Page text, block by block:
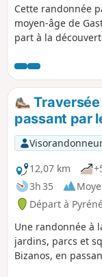
Cette randonnée
moyen-âge de
part à la
Traversée
passant par
12,07 km
3h 35
Départ à
Une randonnée à
jardins, parcs et
Bizanos, en